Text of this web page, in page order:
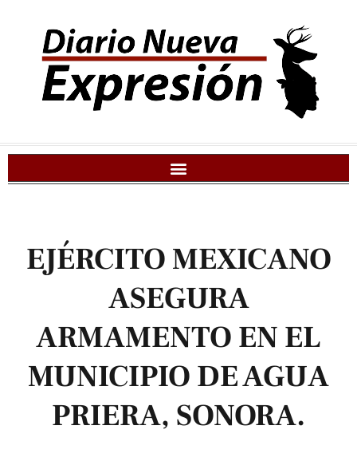
EJÉRCITO MEXICANO
ASEGURA
ARMAMENTO EN EL
MUNICIPIO DE AGUA
PRIERA, SONORA.